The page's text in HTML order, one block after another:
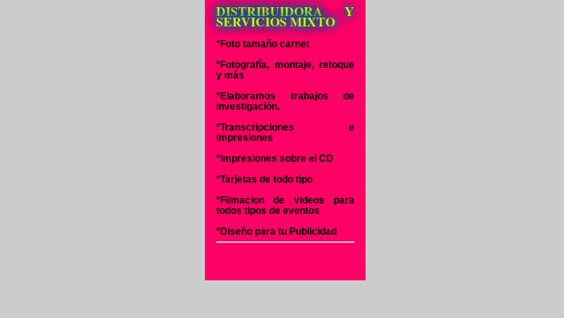
DISTRIBUIDORA Y
SERVICIOS MIXTO
*Foto tamaño carnet
*Fotografía, montaje, retoque
y más
*Elaboramos trabajos de
investigación.
*Transcripciones e
impresiones
*Impresiones sobre el CD
*Tarjetas de todo tipo
*Filmacion de videos para
todos tipos de eventos
*Diseño para tu Publicidad